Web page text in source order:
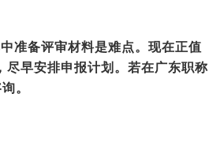
准备评审材料是难点。现在正值
尽早安排申报计划。若在广东职称
。